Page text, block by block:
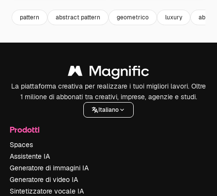
pattern abstract pattern geometrico luxury
La piattaforma creativa per realizzare i tuoi migliori lavori. Oltre
1 milione di abbonati tra creativi, imprese, agenzie e studi.
Italiano
Prodotti
Spaces
Assistente IA
Generatore di immagini IA
Generatore di video IA
Sintetizzatore vocale IA